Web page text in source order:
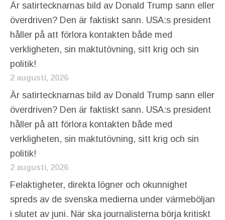
Är satirtecknarnas bild av Donald Trump sann eller
överdriven? Den är faktiskt sann. USA:s president
håller på att förlora kontakten både med
verkligheten, sin maktutövning, sitt krig och sin
politik!
2 augusti, 2026
Är satirtecknarnas bild av Donald Trump sann eller
överdriven? Den är faktiskt sann. USA:s president
håller på att förlora kontakten både med
verkligheten, sin maktutövning, sitt krig och sin
politik!
2 augusti, 2026
Felaktigheter, direkta lögner och okunnighet
spreds av de svenska medierna under värmeböljan
i slutet av juni. När ska journalisterna börja kritiskt